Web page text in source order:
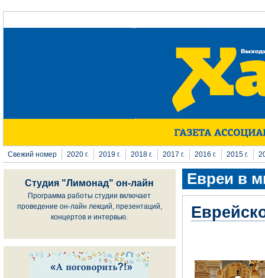
Перейти к основному содержанию
Свежий номер 2020 г. 2019 г. 2018 г. 2017 г. 2016 г. 2015 г.
Студия "Лимонад" он-лайн
Программа работы студии включает
проведение он-лайн лекций, презентаций,
концертов и интервью.
Евреи в